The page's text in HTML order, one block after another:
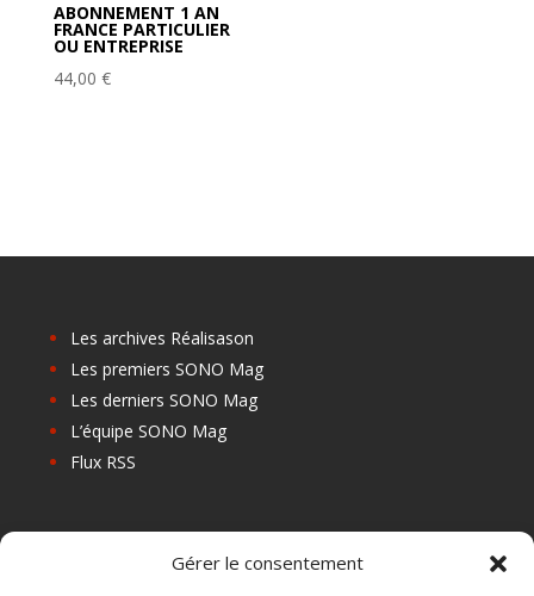
Gérer le consentement
ABONNEMENT 1 AN
FRANCE PARTICULIER
OU ENTREPRISE
44,00 €
Les archives Réalisason
Les premiers SONO Mag
Les derniers SONO Mag
L’équipe SONO Mag
Flux RSS
Les Centres de Formation